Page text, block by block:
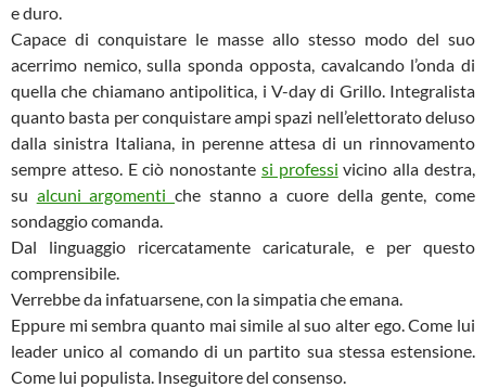
e duro.
Capace di conquistare le masse allo stesso modo del suo
acerrimo nemico, sulla sponda opposta, cavalcando l’onda di
quella che chiamano antipolitica, i V-day di Grillo. Integralista
quanto basta per conquistare ampi spazi nell’elettorato deluso
dalla sinistra Italiana, in perenne attesa di un rinnovamento
sempre atteso. E ciò nonostante si professi vicino alla destra,
su alcuni argomentiche stanno a cuore della gente, come
sondaggio comanda.
Dal linguaggio ricercatamente caricaturale, e per questo
comprensibile.
Verrebbe da infatuarsene, con la simpatia che emana.
Eppure mi sembra quanto mai simile al suo alter ego. Come lui
leader unico al comando di un partito sua stessa estensione.
Come lui populista. Inseguitore del consenso.